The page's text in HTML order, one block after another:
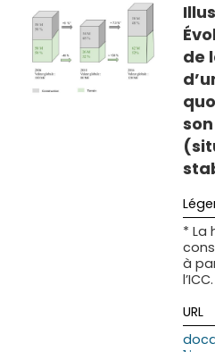
de
* La
à
l’ICC.